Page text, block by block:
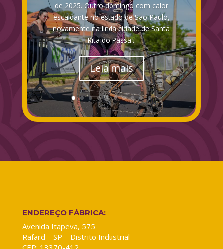
de 2025. Outro domingo com calor
escaldante no estado de São Paulo,
novamente na linda cidade de Santa
Rita do Passa...
Leia mais
ENDEREÇO FÁBRICA:
Avenida Itapeva, 575
Rafard – SP – Distrito Industrial